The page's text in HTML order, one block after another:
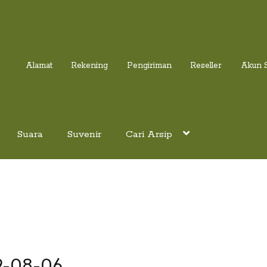
Alamat Rekening Pengiriman Reseller Akun
Suara Suvenir Cari Arsip